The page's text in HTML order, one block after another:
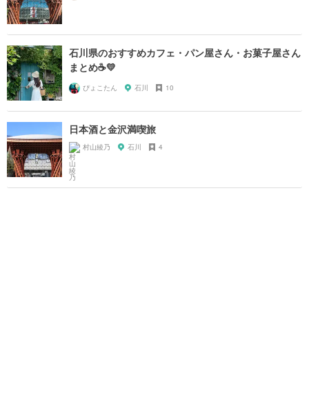
石川県のおすすめカフェ・パン屋さん・お菓子屋さん
まとめ☕️💛
ぴょこたん 石川 10
日本酒と金沢満喫旅
村山綾乃 石川 4